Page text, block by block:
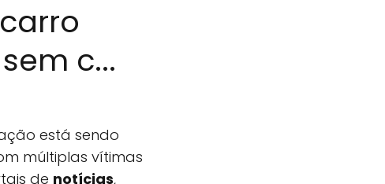
c...
está sendo
múltiplas vítimas
de notícias,